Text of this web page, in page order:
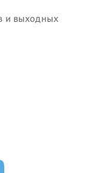
и выходных